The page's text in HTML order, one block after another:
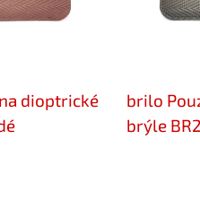
dioptrické
brilo
brýle